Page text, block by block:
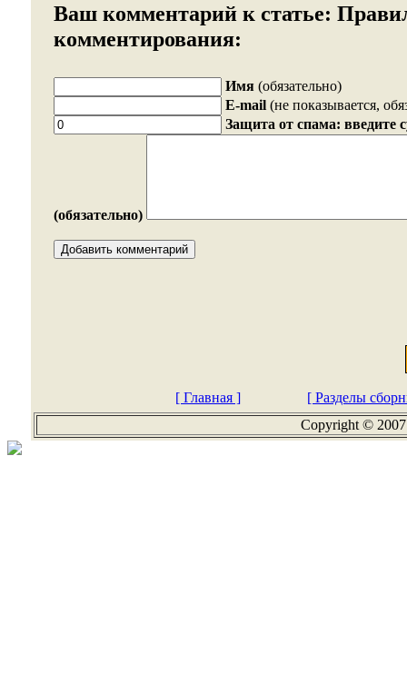
Ваш комментарий к статье:
комментирования:
Имя (обязательно)
E-mail (не показывается,
Защита от спама: введите
(обязательно)
[ Главная ]
[ Разделы
Copyright ©